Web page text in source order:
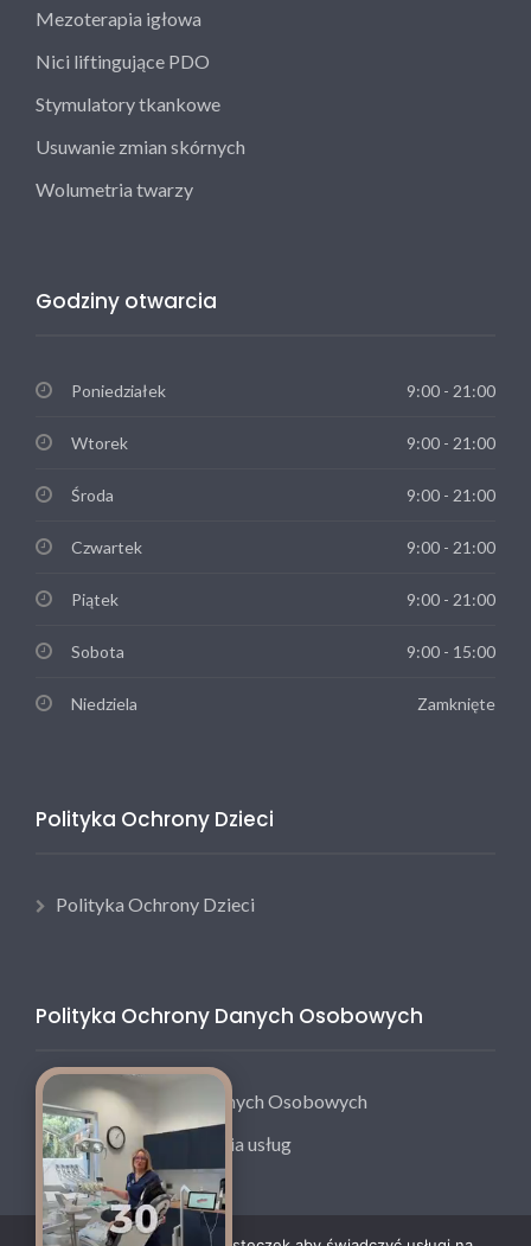
Mezoterapia igłowa
Nici liftingujące PDO
Stymulatory tkankowe
Usuwanie zmian skórnych
Wolumetria twarzy
Godziny otwarcia
Poniedziałek 9:00 - 21:00
Wtorek 9:00 - 21:00
Środa 9:00 - 21:00
Czwartek 9:00 - 21:00
Piątek 9:00 - 21:00
Sobota 9:00 - 15:00
Niedziela Zamknięte
Polityka Ochrony Dzieci
Polityka Ochrony Dzieci
Polityka Ochrony Danych Osobowych
Polityka Ochrony Danych Osobowych
Regulamin świadczenia usług